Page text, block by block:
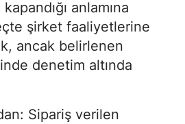
anlamına
şirket faaliyetlerine
ancak belirlenen
denetim altında
Sipariş verilen